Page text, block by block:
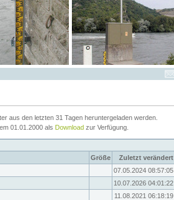
aus den letzten 31 Tagen heruntergeladen werden.
01.01.2000 als Download zur Verfügung.
Größe
Zuletzt verändert
07.05.2024 08:57:05
10.07.2026 04:01:22
11.08.2021 06:18:19